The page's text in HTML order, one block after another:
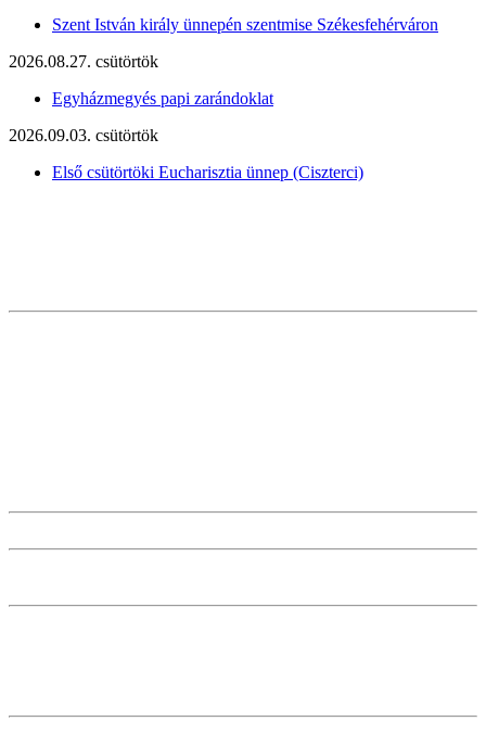
Szent István király ünnepén szentmise Székesfehérváron
2026.08.27. csütörtök
Egyházmegyés papi zarándoklat
2026.09.03. csütörtök
Első csütörtöki Eucharisztia ünnep (Ciszterci)